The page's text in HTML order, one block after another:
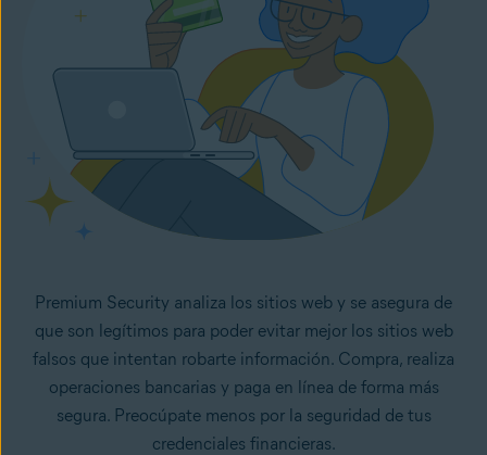
Premium Security analiza los sitios web y se asegura de
que son legítimos para poder evitar mejor los sitios web
falsos que intentan robarte información. Compra, realiza
operaciones bancarias y paga en línea de forma más
segura. Preocúpate menos por la seguridad de tus
credenciales financieras.